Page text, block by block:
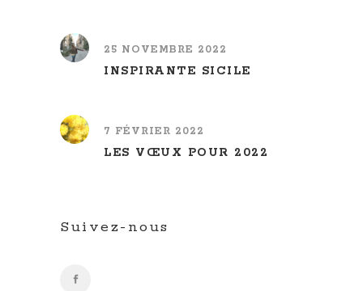
25 NOVEMBRE 2022
INSPIRANTE SICILE
7 FÉVRIER 2022
LES VŒUX POUR 2022
Suivez-nous